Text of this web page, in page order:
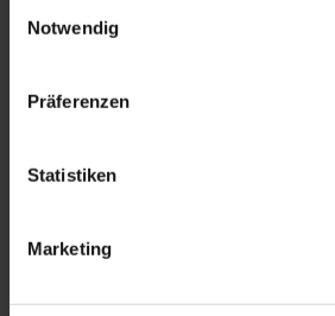
Notwendig
Präferenzen
Statistiken
Marketing
Methoden zur Spezifikation